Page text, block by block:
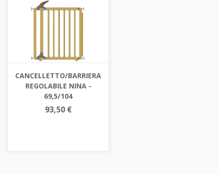
CANCELLETTO/BARRIERA
REGOLABILE NINA -
69,5/104
93,50 €